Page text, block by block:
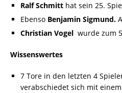
Ralf Schmitt hat sein 25.
Ebenso Benjamin Sigmund.
Christian Vogel wurde zum
Wissenswertes
7 Tore in den letzten 4
verabschiedet sich mit